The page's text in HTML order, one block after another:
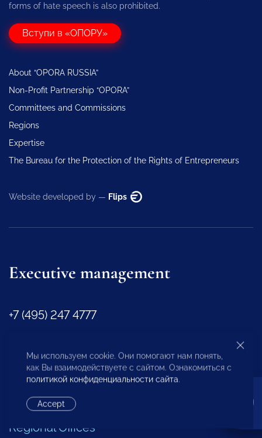
forms of hate speech is also prohibited.
Вступи в «ОПОРУ»
About “OPORA RUSSIA”
Non-Profit Partnership “OPORA”
Committees and Commissions
Regions
Expertise
The Bureau for the Protection of the Rights of Entrepreneurs
Website developed by — Flips
Executive management
+7 (495) 247 4777
2-y Samotechnyy pereulok № 7, Moscow,
127473
Regional Offices
Мы используем cookie. Они помогают нам понять,
как Вы взаимодействуете с сайтом. Ознакомиться с
политикой конфиденциальности сайта.
Accept